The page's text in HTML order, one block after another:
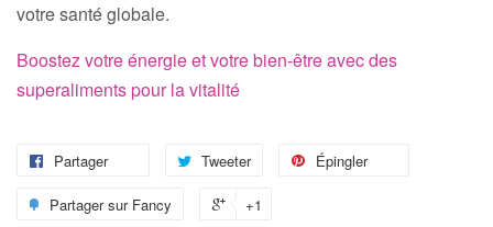
votre santé globale.
Boostez votre énergie et votre bien-être avec des
superaliments pour la vitalité
Partager Tweeter Épingler
Partager sur Fancy +1